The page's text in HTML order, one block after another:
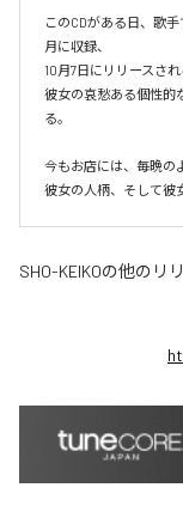
このCDがある日、歌
月に収録、
10月7日にリリースさ
彼女の哀愁ある個性的
る。
今もお店には、毎晩の
彼女の人柄、そして彼
SHO-KEIKOの他のリ